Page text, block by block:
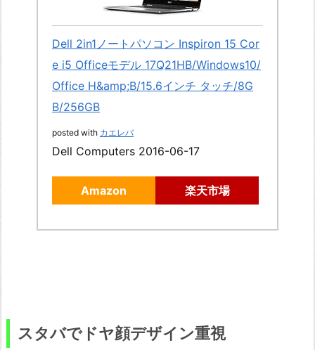
Dell 2in1ノートパソコン Inspiron 15 Cor
e i5 Officeモデル 17Q21HB/Windows10/
Office H&amp;B/15.6インチ タッチ/8G
B/256GB
posted with カエレバ
Dell Computers 2016-06-17
Amazon 楽天市場
スタバでドヤ顔デザイン重視